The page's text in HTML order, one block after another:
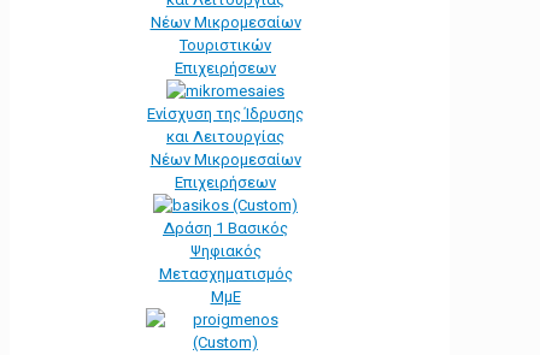
Νέων Μικρομεσαίων
Τουριστικών
Επιχειρήσεων
Ενίσχυση της Ίδρυσης
και Λειτουργίας
Νέων Μικρομεσαίων
Επιχειρήσεων
Δράση 1 Βασικός
Ψηφιακός
Μετασχηματισμός
ΜμΕ